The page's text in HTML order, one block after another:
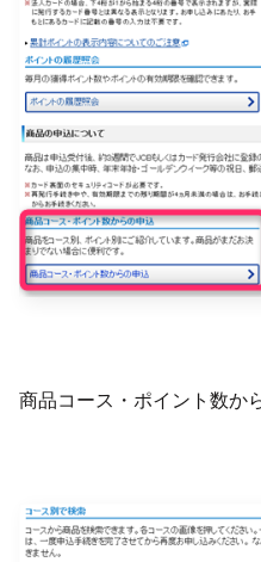
商品コース・ポイント数か